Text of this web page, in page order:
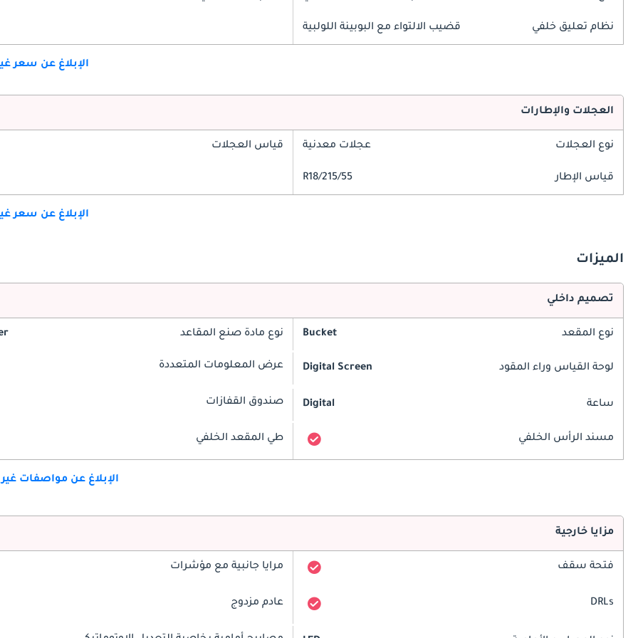
نظام تعليق خلفي قضيب الالتواء مع البوبينة اللولبية
الإبلاغ عن سعر
العجلات والإطارات
نوع العجلات عجلات معدنية قياس العجلات
قياس الإطار 215/55/R18
الإبلاغ عن سعر
الميزات
تصميم داخلي
نوع المقعد Bucket نوع مادة صنع المقاعد
لوحة القياس وراء المقود Digital Screen عرض المعلومات المتعددة
ساعة Digital صندوق القفازات
مسند الرأس الخلفي طي المقعد الخلفي
الإبلاغ عن مواصفات
مزايا خارجية
فتحة سقف مرايا جانبية مع مؤشرات
DRLs عادم مزدوج